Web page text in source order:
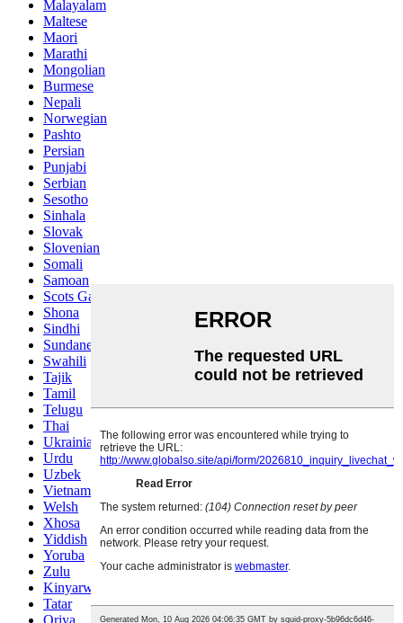
Malayalam
Maltese
Maori
Marathi
Mongolian
Burmese
Nepali
Norwegian
Pashto
Persian
Punjabi
Serbian
Sesotho
Sinhala
Slovak
Slovenian
Somali
Samoan
Scots Gaelic
Shona
Sindhi
Sundanese
Swahili
Tajik
Tamil
Telugu
Thai
Ukrainian
Urdu
Uzbek
Vietnamese
Welsh
Xhosa
Yiddish
Yoruba
Zulu
Kinyarwanda
Tatar